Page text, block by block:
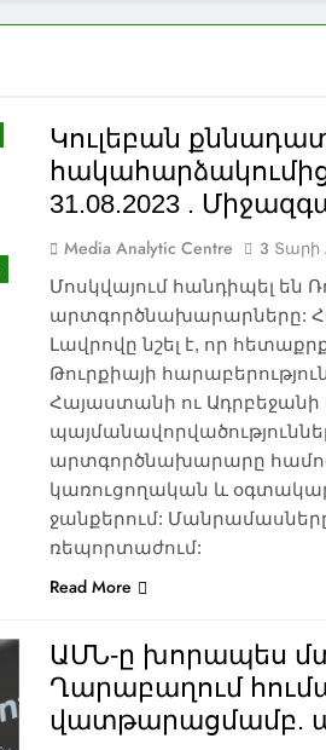
Կուլեբան
31.08.2023 .
Media Analytic Centre 3 Տարի
Մոսկվայում հանդիպել են
արտգործնախարարները:
Լավրովը նշել է, որ
Թուրքիայի
Հայաստանի ու Ադրբեջանի
արտգործնախարարը
կառուցողական և օգտակար
ջանքերում:
ռեպորտաժում:
Read More
ԱՄՆ-ը խորապես
Ղարաբաղում
վատթարացմամբ.